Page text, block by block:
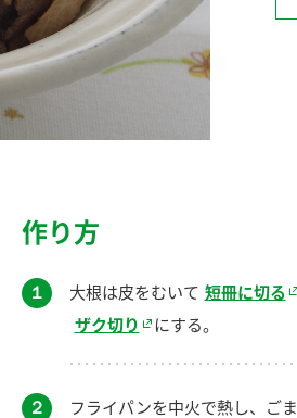
作り方
１ 大根は皮をむいて 短冊に切る
ザク切り
にする。
２ フライパンを中火で熱し、ご